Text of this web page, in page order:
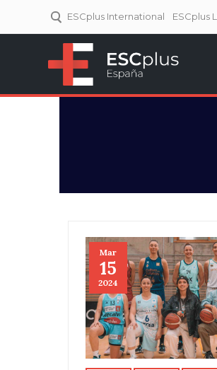
ESCplus International ESCplus
Mar
15
2024